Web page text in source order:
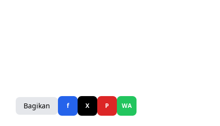
Bagikan f X P WA